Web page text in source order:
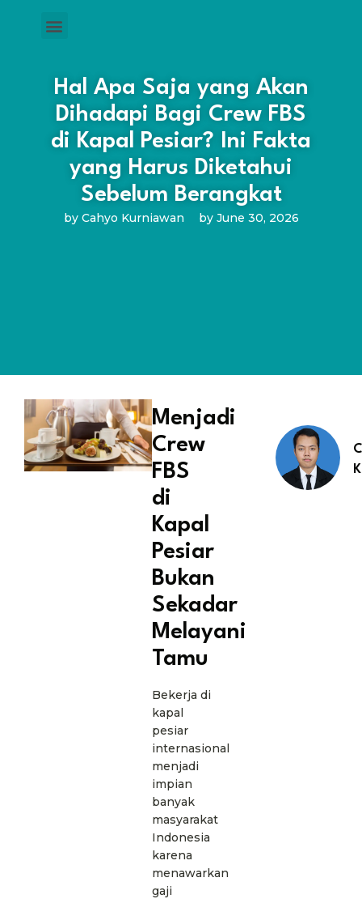
Hal Apa Saja yang Akan
Dihadapi Bagi Crew FBS
di Kapal Pesiar? Ini Fakta
yang Harus Diketahui
Sebelum Berangkat
byCahyo Kurniawan byJune 30, 2026
Menjadi
Crew
FBS
di
Kapal
Pesiar
Bukan
Sekadar
Melayani
Tamu
Bekerja di
kapal
pesiar
internasional
menjadi
impian
banyak
masyarakat
Indonesia
karena
menawarkan
gaji